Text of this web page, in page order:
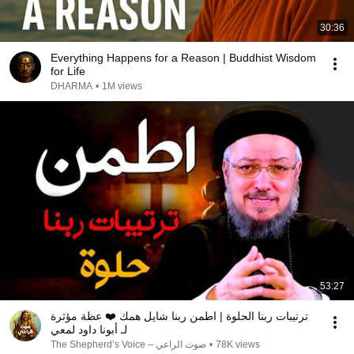
30:36
Everything Happens for a Reason | Buddhist Wisdom
for Life
DHARMA • 1M views
53:27
ترتيبات ربنا الحلوة | اطمن ربنا شايل همك ❤️ عظة مؤثرة
لـ أبونا داود لمعي
صوت الراعي – The Shepherd’s Voice • 78K views